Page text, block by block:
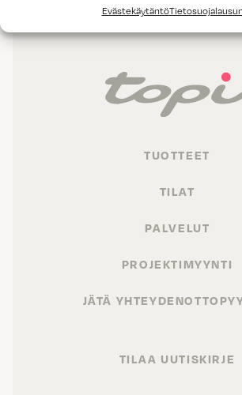
Evästekäytäntö
TUOTTEET
TILAT
PALVELUT
PROJEKTIMYYNTI
JÄTÄ
TILAA UUTISKIRJE